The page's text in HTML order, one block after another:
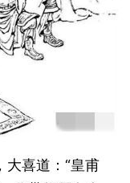
大喜道：“皇甫